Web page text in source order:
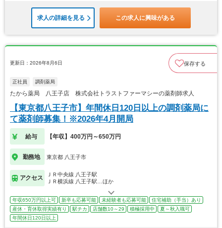
求人の詳細を見る この求人に興味がある
更新日：2026年8月6日 保存する
正社員 調剤薬局
たから薬局 八王子店 株式会社トラストファーマシーの薬剤師求人
【東京都八王子市】年間休日120日以上の調剤薬局に
て薬剤師募集！※2026年4月開局
給与 【年収】400万円～650万円
勤務地 東京都 八王子市
アクセス
ＪＲ中央線 八王子駅
ＪＲ横浜線 八王子駅…ほか
年収650万円以上可 新卒も応募可能 未経験者も応募可能
住宅補助（手当）あり
産休・育休取得実績有り
駅チカ 店舗数10～29 積極採用中
夏～秋入職可
年間休日120日以上